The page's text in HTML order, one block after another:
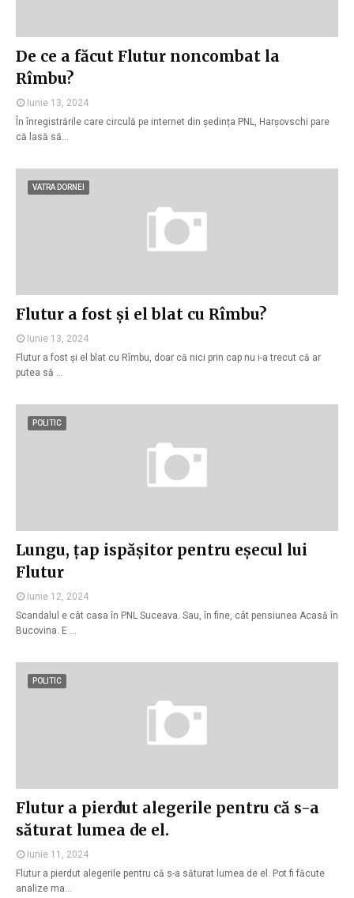
De ce a făcut Flutur noncombat la
Rîmbu?
Iunie 13, 2024
În înregistrările care circulă pe internet din ședința PNL, Harșovschi pare
că lasă să…
VATRA DORNEI
Flutur a fost și el blat cu Rîmbu?
Iunie 13, 2024
Flutur a fost și el blat cu Rîmbu, doar că nici prin cap nu i-a trecut că ar
putea să …
POLITIC
Lungu, țap ispășitor pentru eșecul lui
Flutur
Iunie 12, 2024
Scandalul e cât casa în PNL Suceava. Sau, în fine, cât pensiunea Acasă în
Bucovina. E …
POLITIC
Flutur a pierdut alegerile pentru că s-a
săturat lumea de el.
Iunie 11, 2024
Flutur a pierdut alegerile pentru că s-a săturat lumea de el. Pot fi făcute
analize ma…